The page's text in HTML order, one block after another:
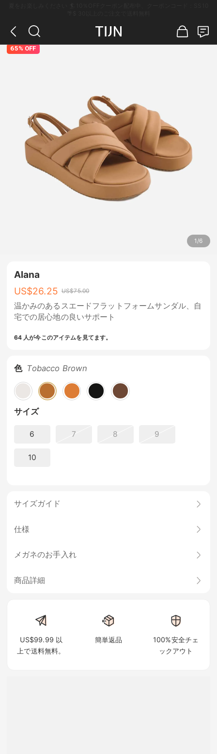
65% OFF
1 /6
Alana
US$26.25 US$75.00
温かみのあるスエードフラットフォームサンダル、自
宅での居心地の良いサポート
64 人が今このアイテムを見てます。
色 Tobacco Brown
サイズ
6 7 8 9
10
サイズガイド
仕様
メガネのお手入れ
商品詳細
US$99.99 以
上で送料無料。
簡単返品
100%安全チェ
ックアウト